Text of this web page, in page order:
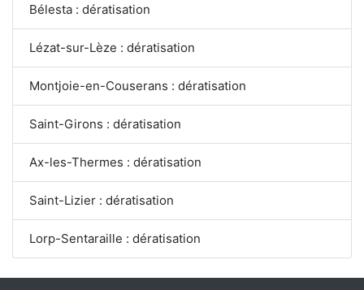
Bélesta : dératisation
Lézat-sur-Lèze : dératisation
Montjoie-en-Couserans : dératisation
Saint-Girons : dératisation
Ax-les-Thermes : dératisation
Saint-Lizier : dératisation
Lorp-Sentaraille : dératisation